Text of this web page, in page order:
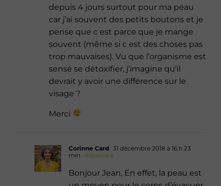
depuis 4 jours surtout pour ma peau
car j’ai souvent des petits boutons et je
pense que c est parce que je mange
souvent (même si c est des choses pas
trop mauvaises). Vu que l’organisme est
sensé se détoxifier, j’imagine qu’il
devrait y avoir une différence sur le
visage ?
Merci
Corinne Card 31 décembre 2018 à 16 h 23
min- Répondre
Bonjour Jean, En effet, la peau est